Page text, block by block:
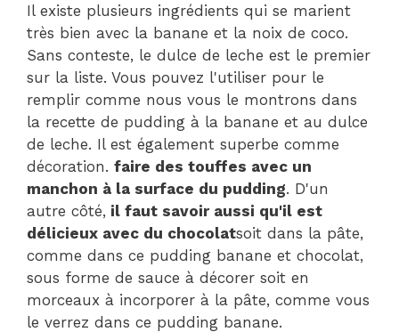
Il existe plusieurs ingrédients qui se marient
très bien avec la banane et la noix de coco.
Sans conteste, le dulce de leche est le premier
sur la liste. Vous pouvez l'utiliser pour le
remplir comme nous vous le montrons dans
la recette de pudding à la banane et au dulce
de leche. Il est également superbe comme
décoration. faire des touffes avec un
manchon à la surface du pudding. D'un
autre côté, il faut savoir aussi qu'il est
délicieux avec du chocolatsoit dans la pâte,
comme dans ce pudding banane et chocolat,
sous forme de sauce à décorer soit en
morceaux à incorporer à la pâte, comme vous
le verrez dans ce pudding banane.